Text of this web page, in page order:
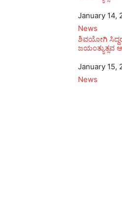
Date
January 14,
In relation to
News
ಶಿವಯೋಗಿ
ಜಯಂತ್ಯುತ್ಸವ
Date
January 15,
In relation to
News